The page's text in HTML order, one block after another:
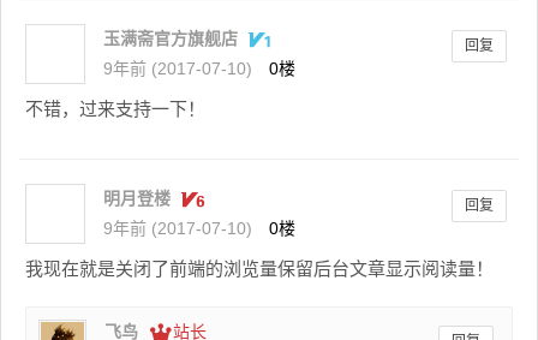
玉满斋官方旗舰店
9年前 (2017-07-10)
0楼
回复
不错，过来支持一下！
明月登楼
9年前 (2017-07-10)
0楼
回复
我现在就是关闭了前端的浏览量保留后台文章显示阅读量！
飞鸟
站长